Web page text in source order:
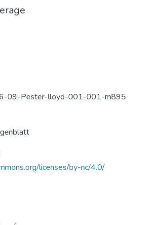
09-Pester-lloyd-001-001-m895
licenses/by-nc/4.0/